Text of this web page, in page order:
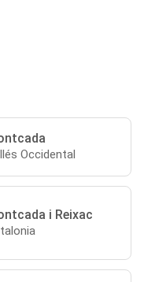
Occidental
i Reixac